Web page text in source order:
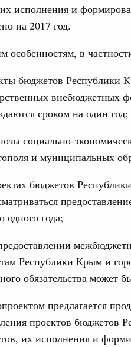
исполнения и
на 2017 год.
особенностям, в
бюджетов Республики
внебюджетных
сроком на один год;
социально-
и муниципальных
бюджетов
одного года;
Республики Крым и
обязательства может
предлагается
проектов бюджетов
их исполнения и
работы Правительства
качество
работы
год
2 декабря 2022, пятница
работы
Проблема
Председателя
России принял участие в
Совета Федерации
22 февраля 2022, вторник